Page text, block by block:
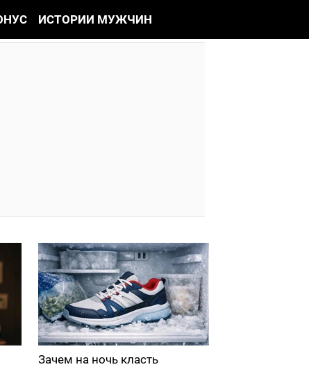
ИСТОРИИ МУЖЧИН
Зачем на ночь класть